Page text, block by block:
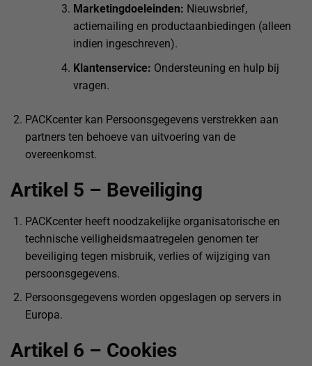
Marketingdoeleinden: Nieuwsbrief,
actiemailing en productaanbiedingen (alleen
indien ingeschreven).
Klantenservice: Ondersteuning en hulp bij
vragen.
PACKcenter kan Persoonsgegevens verstrekken aan
partners ten behoeve van uitvoering van de
overeenkomst.
Artikel 5 – Beveiliging
PACKcenter heeft noodzakelijke organisatorische en
technische veiligheidsmaatregelen genomen ter
beveiliging tegen misbruik, verlies of wijziging van
persoonsgegevens.
Persoonsgegevens worden opgeslagen op servers in
Europa.
Artikel 6 – Cookies